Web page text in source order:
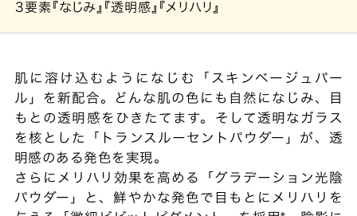
3要素『なじみ』『透明感』『メリハリ』
肌に溶け込むようになじむ「スキンベージュパー
ル」を新配合。どんな肌の色にも自然になじみ、目
もとの透明感をひきたてます。そして透明なガラス
を核とした「トランスルーセントパウダー」が、透
明感のある発色を実現。
さらにメリハリ効果を高める「グラデーション光陰
パウダー」と、鮮やかな発色で目もとにメリハリを